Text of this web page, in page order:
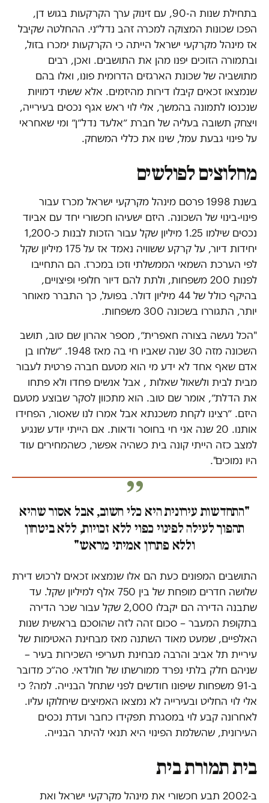
בתחילת שנות ה-90, עם זינוק ערך הקרקעות בגוש דן,
הפכו שכונות המצוקה למכרה זהב נדל״ני. ההחלטה שקיבל
אז מינהל מקרקעי ישראל הייתה כי הקרקעות ימכרו בזול,
ובתמורה הזוכים יפנו מהן את התושבים. ואכן, רבים
מתושביה של שכונת הארגזים הדרומית פונו, ואלו בהם
שנמצאו זכאים קיבלו דירות מהיזמים. אלא ששתי דמויות
שנכנסו לתמונה בהמשך, אלי לוי ראש אגף נכסים בעירייה,
ויצחק תשובה בעליה של חברת ״אלעד נדל״ן״ ומי שאחראי
על פינוי גבעת עמל, שינו את כללי המשחק.
מחלוצים לפולשים
בשנת 1998 פרסם מינהל מקרקעי ישראל מכרז עבור
פינוי-בינוי של השכונה. היזם ישעיהו חכשורי יחד עם אביוד
נכסים שילמו 1.25 מיליון שקל עבור הזכות לבנות כ-1,200
יחידות דיור, על קרקע ששוויה נאמד אז על 175 מיליון שקל
לפי הערכת השמאי הממשלתי וזכו במכרז. הם התחייבו
לפנות 200 משפחות, ולתת להם דיור חלופי ופיצויים,
בהיקף כולל של 44 מיליון דולר. בפועל, כך התברר מאוחר
יותר, התגוררו בשכונה 300 משפחות.
"הכל נעשה בצורה חאפרית״, מספר אהרון שם טוב, תושב
השכונה מזה 30 שנה שאביו חי בה מאז 1948. ״שלחו בן
אדם שאף אחד לא ידע מי הוא מטעם חברה פרטית לעבור
מבית לבית ולשאול שאלות , אבל אנשים פחדו ולא פתחו
את הדלת״, אומר שם טוב. הוא מתכוון לסקר שבוצע מטעם
היזם. ״רצינו לקחת משכנתא אבל אמרו לנו שאסור, הפחידו
אותנו. 20 שנה אני חי בחוסר ודאות. אם הייתי יודע שנגיע
למצב כזה הייתי קונה בית כשהיה אפשר, כשהמחירים עוד
היו נמוכים".
"התחדשות עירונית היא כלי חשוב, אבל אסור שהיא
תהפוך לעילה לפינוי כפוי ללא זכויות, ללא ביטחון
וללא פתרון אמיתי מראש"
התושבים המפונים כעת הם אלו שנמצאו זכאים לרכוש דירת
שלושה חדרים מופחת של בין 750 אלף למיליון שקל. עד
שתבנה הדירה הם יקבלו 2,000 שקל עבור שכר הדירה
בתקופת המעבר – סכום זהה לזה שהוסכם בראשית שנות
האלפיים, שמעט מאוד השתנה מאז מבחינת האטימות של
עיריית תל אביב והרבה מבחינת תעריפי השכירות בעיר –
שניהם חלק בלתי נפרד ממורשתו של חולדאי. סה״כ מדובר
ב-91 משפחות שיפונו חודשים לפני שתחל הבנייה. למה? כי
אלי לוי החליט ובעירייה לא נמצאו האמיצים שיחלוקו עליו.
לאחרונה קבע לוי במסגרת תפקידו כחבר ועדת נכסים
העירונית, שהשלמת הפינוי היא תנאי להיתר הבנייה.
בית תמורת בית
ב-2002 תבע חכשורי את מינהל מקרקעי ישראל ואת